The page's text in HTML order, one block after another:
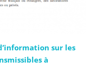
sur les
à